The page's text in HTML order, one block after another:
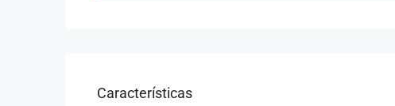
Características